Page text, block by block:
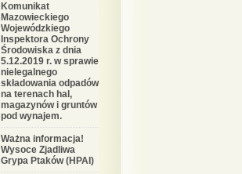
Komunikat
Mazowieckiego
Wojewódzkiego
Inspektora Ochrony
Środowiska z dnia
5.12.2019 r. w sprawie
nielegalnego
składowania odpadów
na terenach hal,
magazynów i gruntów
pod wynajem.
Ważna informacja!
Wysoce Zjadliwa
Grypa Ptaków (HPAI)